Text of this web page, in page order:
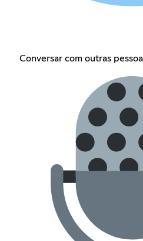
Conversar com outras